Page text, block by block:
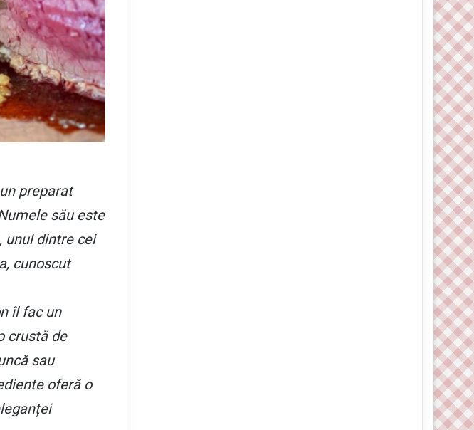
preparat
său este
unul dintre cei
cunoscut
îl fac un
crustă de
sau
oferă o